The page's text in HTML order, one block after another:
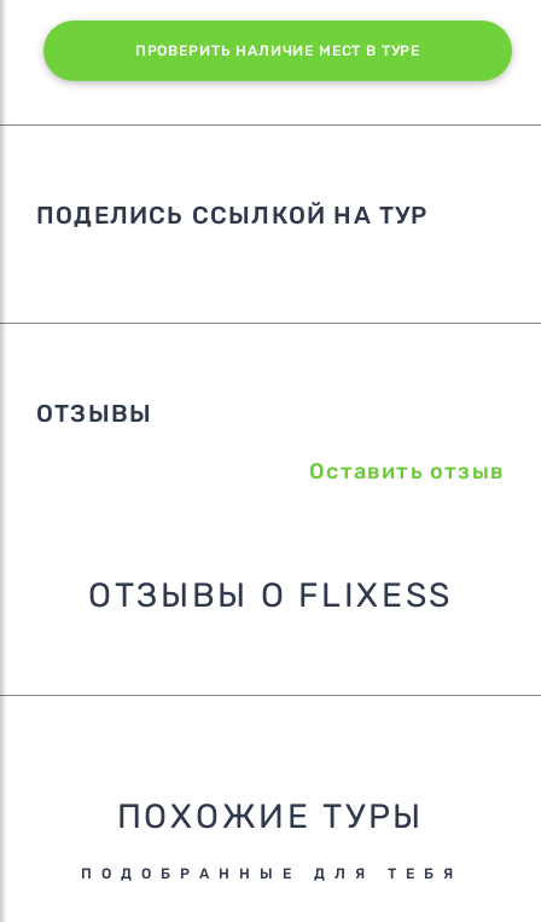
ПРОВЕРИТЬ НАЛИЧИЕ МЕСТ В ТУРЕ
ПОДЕЛИСЬ ССЫЛКОЙ НА ТУР
ОТЗЫВЫ
Оставить отзыв
ОТЗЫВЫ О FLIXESS
ПОХОЖИЕ ТУРЫ
ПОДОБРАННЫЕ ДЛЯ ТЕБЯ